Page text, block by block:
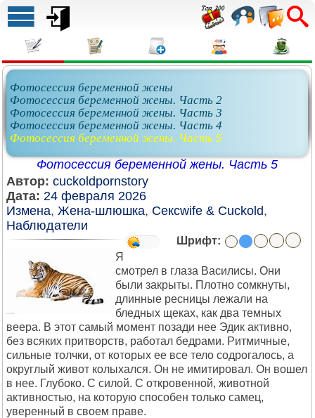
Фотосессия беременной жены
Фотосессия беременной жены. Часть 2
Фотосессия беременной жены. Часть 3
Фотосессия беременной жены. Часть 4
Фотосессия беременной жены. Часть 5
Фотосессия беременной жены. Часть 5
Автор: cuckoldpornstory
Дата: 24 февраля 2026
Измена, Жена-шлюшка, Сексwife & Cuckold,
Наблюдатели
Шрифт:
Я
смотрел в глаза Василисы. Они
были закрыты. Плотно сомкнуты,
длинные ресницы лежали на
бледных щеках, как два темных
веера. В этот самый момент позади нее Эдик активно,
без всяких притворств, работал бедрами. Ритмичные,
сильные толчки, от которых ее все тело содрогалось, а
округлый живот колыхался. Он не имитировал. Он вошел
в нее. Глубоко. С силой. С откровенной, животной
активностью, на которую способен только самец,
уверенный в своем праве.